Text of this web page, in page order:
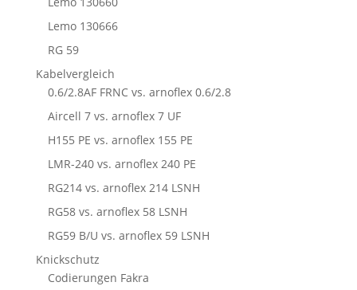
Lemo 130666
RG 59
Kabelvergleich
0.6/2.8AF FRNC vs. arnoflex 0.6/2.8
Aircell 7 vs. arnoflex 7 UF
H155 PE vs. arnoflex 155 PE
LMR-240 vs. arnoflex 240 PE
RG214 vs. arnoflex 214 LSNH
RG58 vs. arnoflex 58 LSNH
RG59 B/U vs. arnoflex 59 LSNH
Knickschutz
Codierungen Fakra